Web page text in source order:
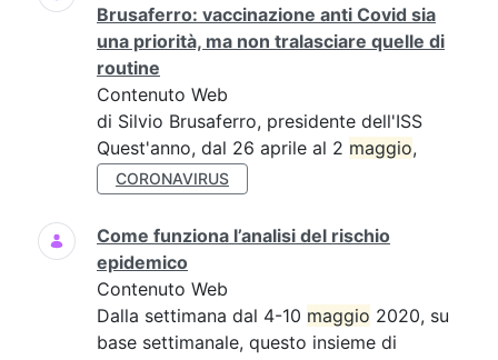
Brusaferro: vaccinazione anti Covid sia
una priorità, ma non tralasciare quelle di
routine
Contenuto Web
di Silvio Brusaferro, presidente dell'ISS
Quest'anno, dal 26 aprile al 2 maggio,
CORONAVIRUS
Come funziona l’analisi del rischio
epidemico
Contenuto Web
Dalla settimana dal 4-10 maggio 2020, su
base settimanale, questo insieme di